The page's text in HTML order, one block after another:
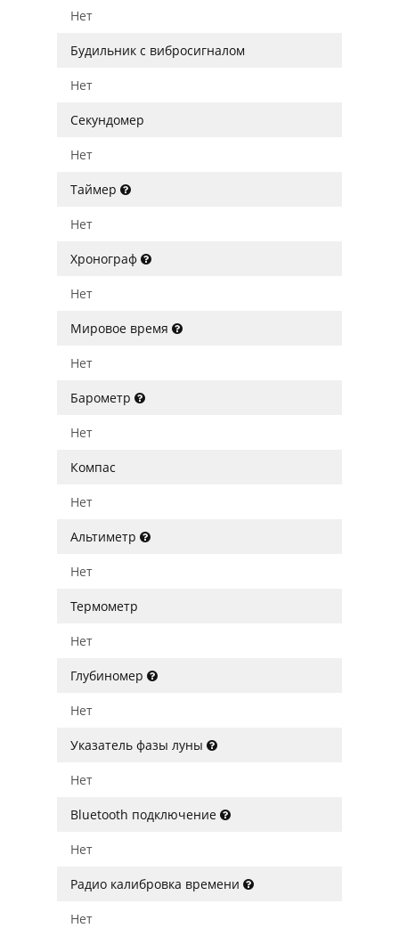
Нет
Будильник с вибросигналом
Нет
Секундомер
Нет
Таймер
Нет
Хронограф
Нет
Мировое время
Нет
Барометр
Нет
Компас
Нет
Альтиметр
Нет
Термометр
Нет
Глубиномер
Нет
Указатель фазы луны
Нет
Bluetooth подключение
Нет
Радио калибровка времени
Нет